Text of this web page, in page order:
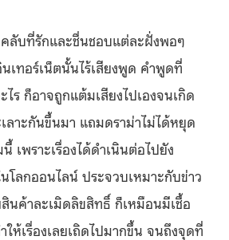
ลับที่รักและชื่นชอบแต่ละฝั่งพอๆ
เทอร์เน็ตนั้นไร้เสียงพูด คำพูดที่
ไร ก็อาจถูกแต้มเสียงไปเองจนเกิด
ลาะกันขึ้นมา แถมดราม่าไม่ได้หยุด
เพราะเรื่องได้ดำเนินต่อไปยัง
โลกออนไลน์ ประจวบเหมาะกับข่าว
นค้าละเมิดลิขสิทธิ์ ก็เหมือนมีเชื้อ
ห้เรื่องเลยเถิดไปมากขึ้น จนถึงจุดที่